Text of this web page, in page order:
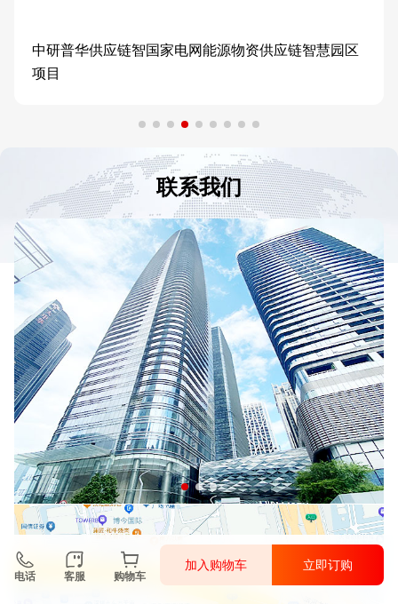
中研普华供应链智国家电网能源物资供应链智慧园区
项目
联系我们
电话 客服 购物车
加入购物车 立即订购